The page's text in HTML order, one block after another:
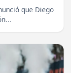
que Diego